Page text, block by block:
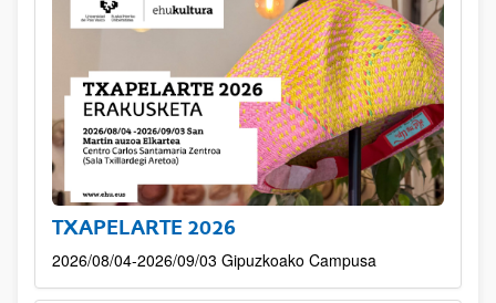
TXAPELARTE 2026
2026/08/04-2026/09/03 Gipuzkoako Campusa